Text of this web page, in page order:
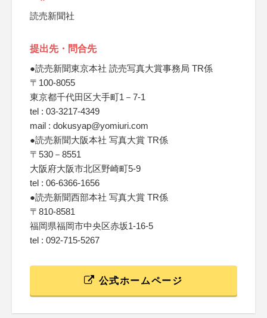
読売新聞社
提出先・問合先
●読売新聞東京本社 読売写真大賞事務局 TR係
〒100-8055
東京都千代田区大手町1－7-1
tel : 03-3217-4349
mail : dokusyap@yomiuri.com
●読売新聞大阪本社 写真大賞 TR係
〒530－8551
大阪府大阪市北区野崎町5-9
tel : 06-6366-1656
●読売新聞西部本社 写真大賞 TR係
〒810-8581
福岡県福岡市中央区赤坂1-16-5
tel : 092-715-5267
公式ホームページ